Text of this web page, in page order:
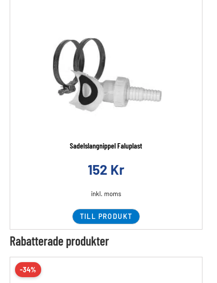
Sadelslangnippel Faluplast
152 Kr
inkl. moms
TILL PRODUKT
Rabatterade produkter
-34%